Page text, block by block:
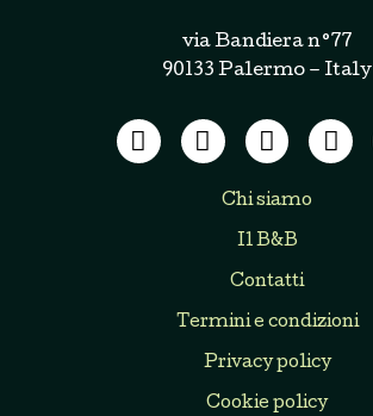
via Bandiera n°77
90133 Palermo – Italy
Chi siamo
Il B&B
Contatti
Termini e condizioni
Privacy policy
Cookie policy